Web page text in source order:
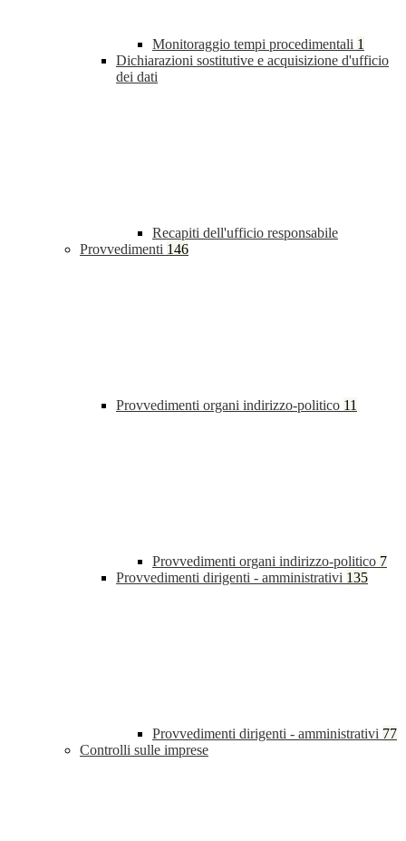
Monitoraggio tempi procedimentali 1
Dichiarazioni sostitutive e acquisizione d'ufficio
dei dati
Recapiti dell'ufficio responsabile
Provvedimenti 146
Provvedimenti organi indirizzo-politico 11
Provvedimenti organi indirizzo-politico 7
Provvedimenti dirigenti - amministrativi 135
Provvedimenti dirigenti - amministrativi 77
Controlli sulle imprese